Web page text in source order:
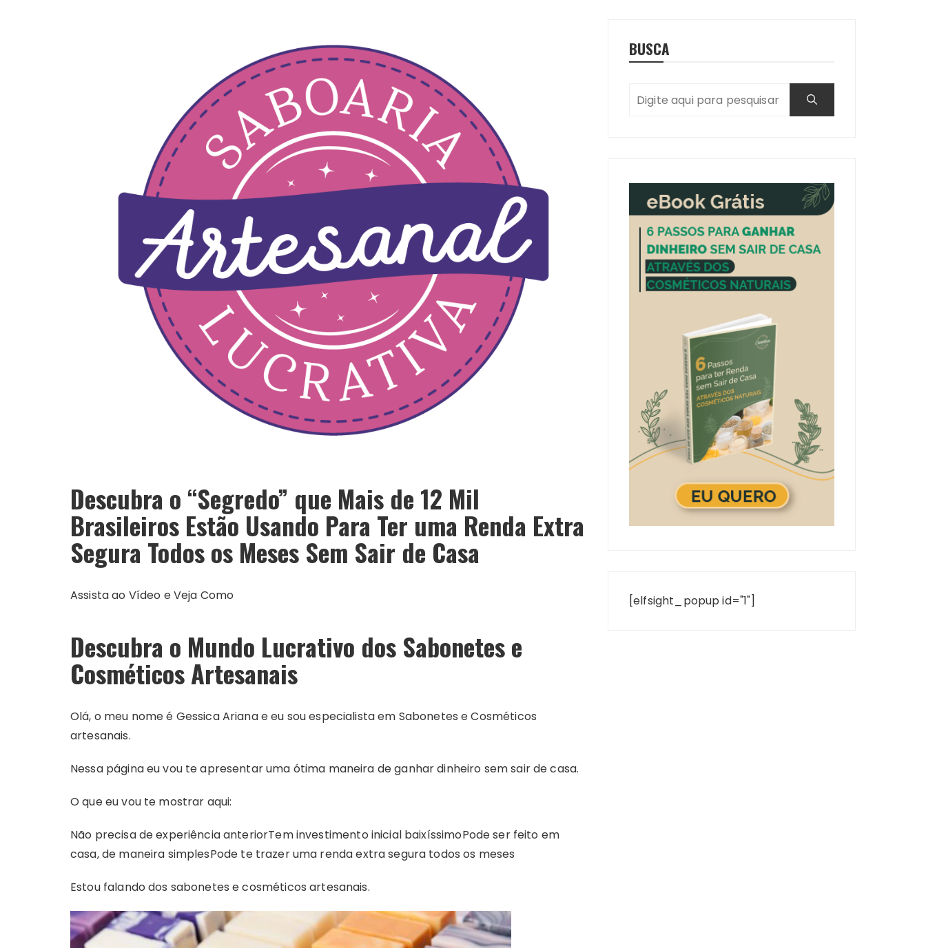
Descubra o “Segredo” que Mais de 12 Mil
Brasileiros Estão Usando Para Ter uma Renda Extra
Segura Todos os Meses Sem Sair de Casa
Assista ao Vídeo e Veja Como
Descubra o Mundo Lucrativo dos Sabonetes e
Cosméticos Artesanais
Olá, o meu nome é Gessica Ariana e eu sou especialista em Sabonetes e Cosméticos
artesanais.
Nessa página eu vou te apresentar uma ótima maneira de ganhar dinheiro sem sair de casa.
O que eu vou te mostrar aqui:
Não precisa de experiência anteriorTem investimento inicial baixíssimoPode ser feito em
casa, de maneira simplesPode te trazer uma renda extra segura todos os meses
Estou falando dos sabonetes e cosméticos artesanais.
BUSCA
[elfsight_popup id="1"]